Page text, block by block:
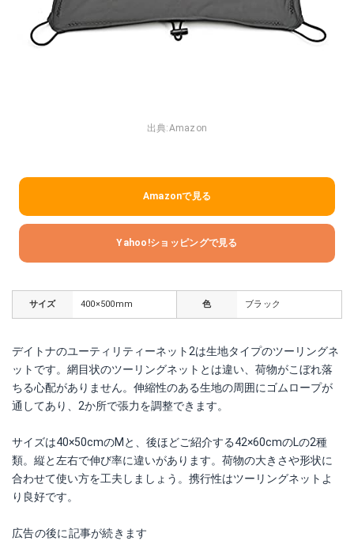
出典:Amazon
Amazonで見る
Yahoo!ショッピングで見る
サイズ 400×500mm 色 ブラック
デイトナのユーティリティーネット2は生地タイプのツーリングネ
ットです。網目状のツーリングネットとは違い、荷物がこぼれ落
ちる心配がありません。伸縮性のある生地の周囲にゴムロープが
通してあり、2か所で張力を調整できます。
サイズは40×50cmのMと、後ほどご紹介する42×60cmのLの2種
類。縦と左右で伸び率に違いがあります。荷物の大きさや形状に
合わせて使い方を工夫しましょう。携行性はツーリングネットよ
り良好です。
広告の後に記事が続きます